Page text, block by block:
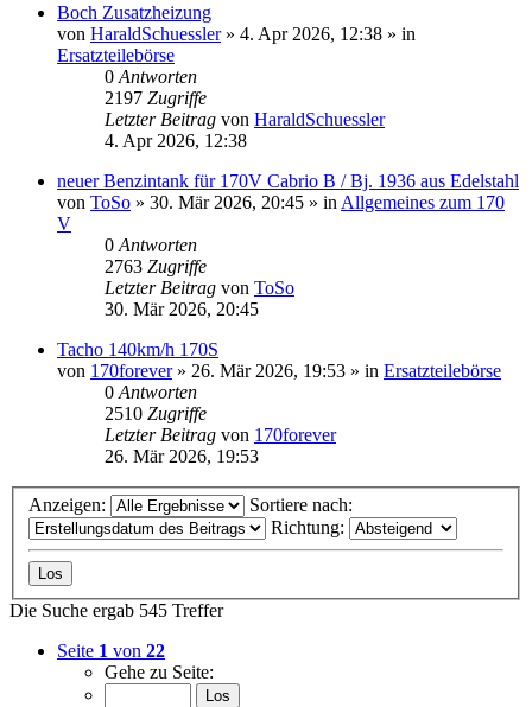
Boch Zusatzheizung
von HaraldSchuessler» 4. Apr 2026, 12:38 » in
Ersatzteilebörse
0 Antworten
2197 Zugriffe
Letzter Beitrag von HaraldSchuessler
4. Apr 2026, 12:38
neuer Benzintank für 170V Cabrio B / Bj. 1936 aus Edelstahl
von ToSo » 30. Mär 2026, 20:45 » in Allgemeines zum 170
V
0 Antworten
2763 Zugriffe
Letzter Beitrag von ToSo
30. Mär 2026, 20:45
Tacho 140km/h 170S
von 170forever» 26. Mär 2026, 19:53 » in Ersatzteilebörse
0 Antworten
2510 Zugriffe
Letzter Beitrag von 170forever
26. Mär 2026, 19:53
Anzeigen:
Sortiere nach:
Richtung:
Die Suche ergab 545 Treffer
Seite 1 von 22
Gehe zu Seite: